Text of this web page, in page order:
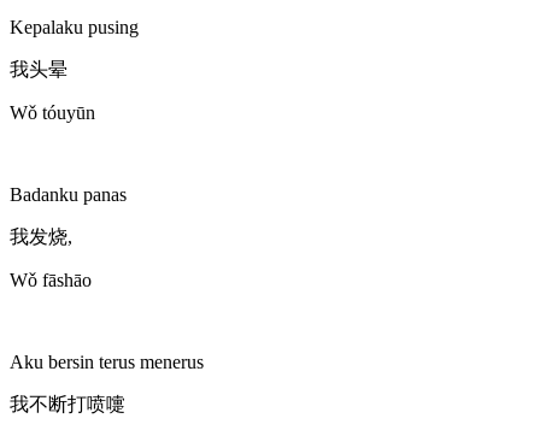
Kepalaku pusing
我头晕
Wǒ tóuyūn
Badanku panas
我发烧,
Wǒ fāshāo
Aku bersin terus menerus
我不断打喷嚏